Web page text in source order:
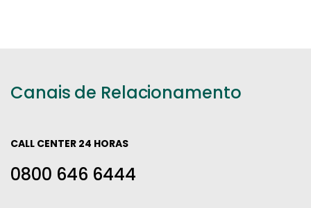
Canais de Relacionamento
CALL CENTER 24 HORAS
0800 646 6444